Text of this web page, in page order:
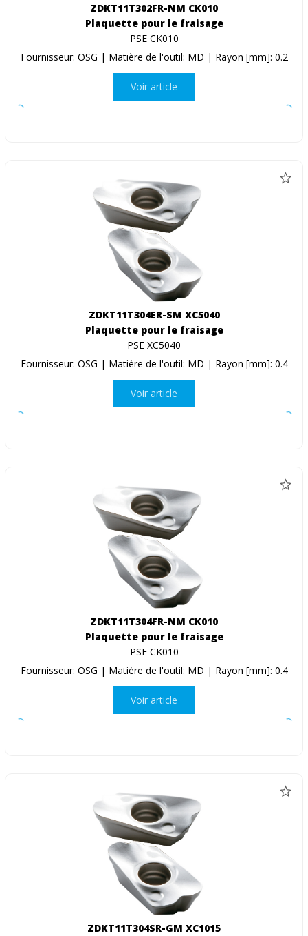
ZDKT11T302FR-NM CK010
Plaquette pour le fraisage
PSE CK010
Fournisseur: OSG | Matière de l'outil: MD | Rayon [mm]: 0.2
Voir article
ZDKT11T304ER-SM XC5040
Plaquette pour le fraisage
PSE XC5040
Fournisseur: OSG | Matière de l'outil: MD | Rayon [mm]: 0.4
Voir article
ZDKT11T304FR-NM CK010
Plaquette pour le fraisage
PSE CK010
Fournisseur: OSG | Matière de l'outil: MD | Rayon [mm]: 0.4
Voir article
ZDKT11T304SR-GM XC1015